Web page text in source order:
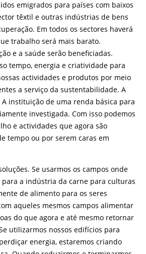
emigrados para países com baixos
têxtil e outras indústrias de bens
Em todos os sectores haverá
trabalho será mais barato.
e a saúde serão beneficiadas.
tempo, energia e criatividade para
actividades e produtos por meio
a serviço da sustentabilidade. A
instituição de uma renda básica para
investigada. Com isso podemos
e actividades que agora são
tempo ou por serem caras em
Se usarmos os campos onde
a indústria da carne para culturas
de alimento para os seres
aqueles mesmos campos alimentar
do que agora e até mesmo retornar
utilizarmos nossos edifícios para
energia, estaremos criando